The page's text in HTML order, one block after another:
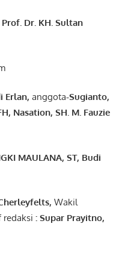
Prof. Dr. KH. Sultan
Erlan, anggota-Sugianto,
Nasation, SH. M. Fauzie
MAULANA, ST, Budi
Wakil
redaksi : Supar Prayitno,